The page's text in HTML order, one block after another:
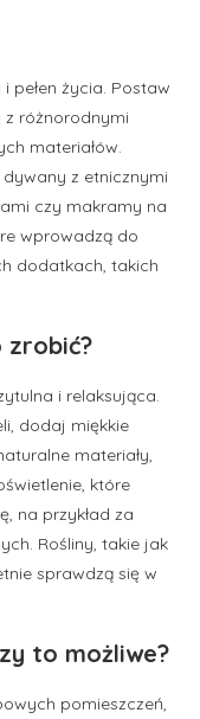
pełen życia. Postaw
z różnorodnymi
materiałów.
z etnicznymi
czy makramy na
wprowadzą do
dodatkach, takich
zrobić?
i relaksująca.
dodaj miękkie
materiały,
które
na przykład za
Rośliny, takie jak
sprawdzą się w
to możliwe?
pomieszczeń,